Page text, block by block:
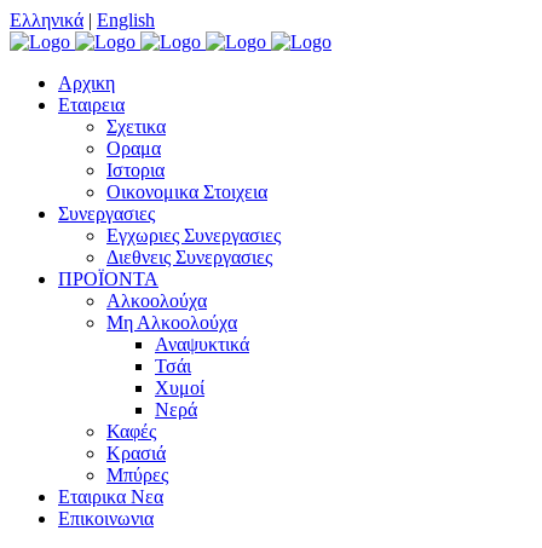
Ελληνικά | English
Αρχικη
Εταιρεια
Σχετικα
Οραμα
Ιστορια
Οικονομικα Στοιχεια
Συνεργασιες
Εγχωριες Συνεργασιες
Διεθνεις Συνεργασιες
ΠΡΟΪΟΝΤΑ
Αλκοολούχα
Μη Αλκοολούχα
Αναψυκτικά
Τσάι
Χυμοί
Νερά
Καφές
Κρασιά
Μπύρες
Εταιρικα Νεα
Επικοινωνια